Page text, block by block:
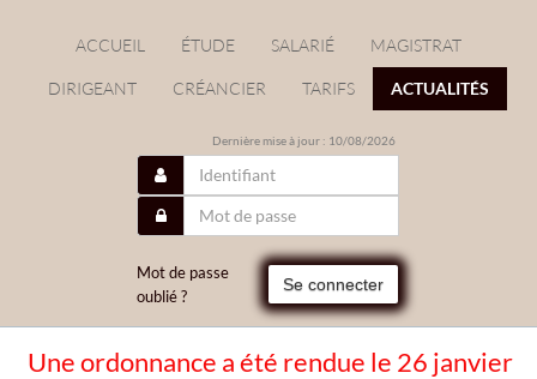
ACCUEIL ÉTUDE SALARIÉ MAGISTRAT
DIRIGEANT CRÉANCIER TARIFS ACTUALITÉS
Dernière mise à jour : 10/08/2026
Mot de passe
oublié ?
Se connecter
Une ordonnance a été rendue le 26 janvier